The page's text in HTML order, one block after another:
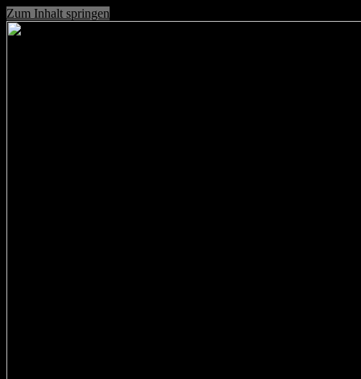
Zum Inhalt springen